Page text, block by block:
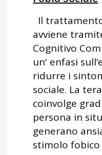
Il
avviene
Cognitivo
un' enfasi
ridurre i
sociale. La
coinvolge
persona in
generano
stimolo